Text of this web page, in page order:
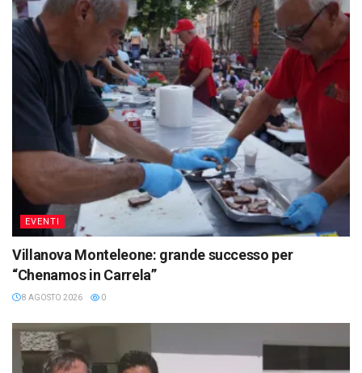
EVENTI
Villanova Monteleone: grande successo per
“Chenamos in Carrela”
8 AGOSTO 2026 0